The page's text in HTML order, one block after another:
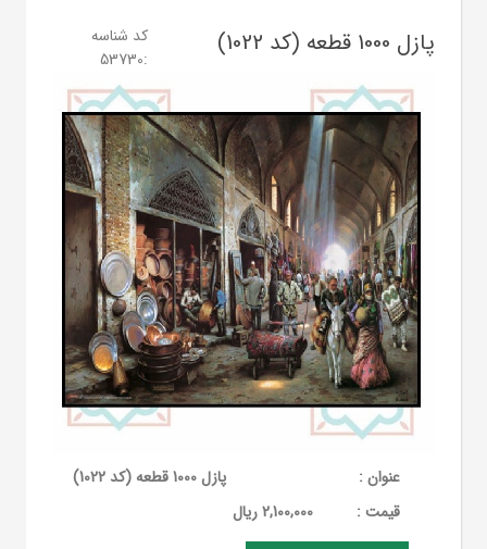
پازل 1000 قطعه (کد 1022)
کد شناسه
:
53730
عنوان :
پازل 1000 قطعه (کد 1022)
قيمت :
2,100,000 ریال